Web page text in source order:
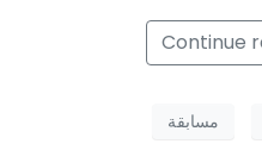
Continue
مسابقة